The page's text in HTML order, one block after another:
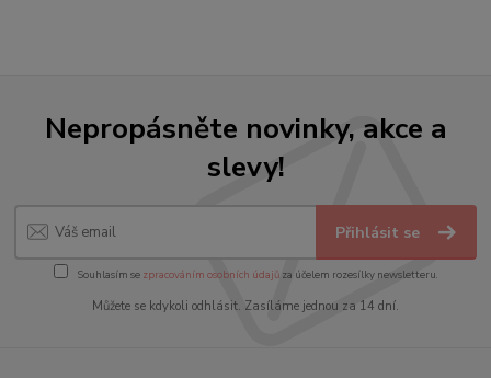
Nepropásněte novinky, akce a
slevy!
Přihlásit se
Souhlasím se zpracováním osobních údajůza účelem rozesílky newsletteru.
Můžete se kdykoli odhlásit. Zasíláme jednou za 14 dní.